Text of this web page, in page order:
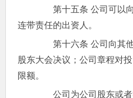
第十五条 公司可以向
连带责任的出资人。
第十六条 公司向其他
股东大会决议；公司章程对
限额。
公司为公司股东或者